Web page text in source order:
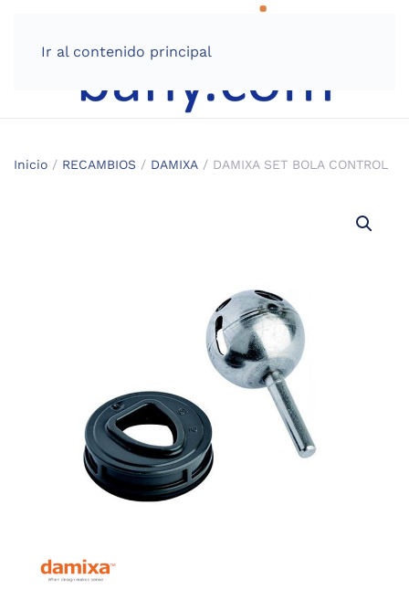
Ir al contenido principal
Inicio / RECAMBIOS / DAMIXA / DAMIXA SET BOLA CONTROL